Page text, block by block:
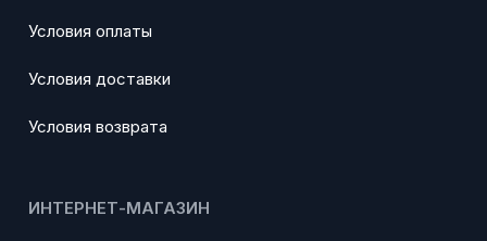
Условия оплаты
Условия доставки
Условия возврата
ИНТЕРНЕТ-МАГАЗИН